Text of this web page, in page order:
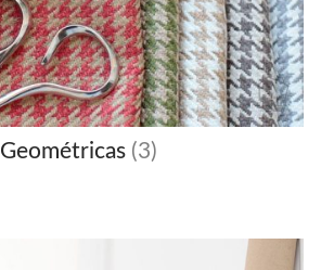
Geométricas (3)